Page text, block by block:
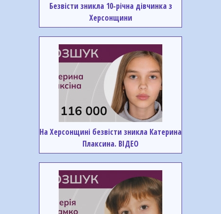
Безвісти зникла 10-річна дівчинка з
Херсонщини
На Херсонщині безвісти зникла Катерина
Плаксина. ВІДЕО